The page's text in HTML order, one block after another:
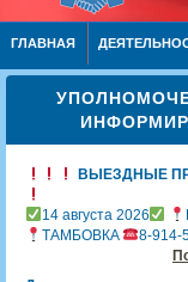
ГЛАВНАЯ
ВЫЕЗДНЫЕ
14 августа 2026
ТАМБОВКА
8-914-